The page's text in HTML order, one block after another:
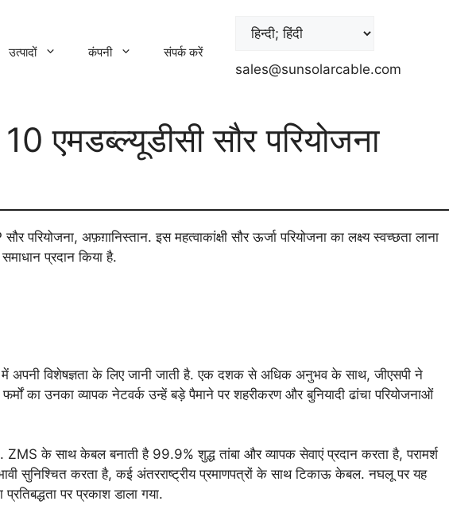
उत्पादों कंपनी संपर्क करें
sales@sunsolarcable.com
एमडब्ल्यूडीसी सौर परियोजना
अफ़ग़ानिस्तान. इस महत्वाकांक्षी सौर ऊर्जा परियोजना का लक्ष्य स्वच्छता लाना
प्रदान किया है.
में अपनी विशेषज्ञता के लिए जानी जाती है. एक दशक से अधिक अनुभव के साथ, जीएसपी ने
का उनका व्यापक नेटवर्क उन्हें बड़े पैमाने पर शहरीकरण और बुनियादी ढांचा परियोजनाओं
के साथ केबल बनाती है 99.9% शुद्ध तांबा और व्यापक सेवाएं प्रदान करता है, परामर्श
सुनिश्चित करता है, कई अंतरराष्ट्रीय प्रमाणपत्रों के साथ टिकाऊ केबल. नघलू पर यह
पर प्रकाश डाला गया.